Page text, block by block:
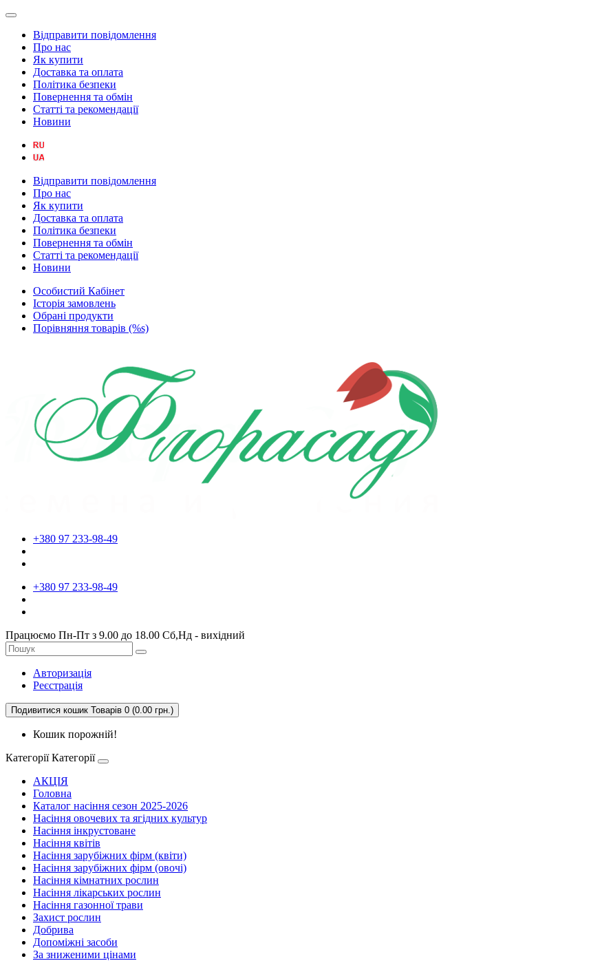
Відправити повідомлення
Про нас
Як купити
Доставка та оплата
Політика безпеки
Повернення та обмін
Статті та рекомендації
Новини
Відправити повідомлення
Про нас
Як купити
Доставка та оплата
Політика безпеки
Повернення та обмін
Статті та рекомендації
Новини
Особистий Кабінет
Історія замовлень
Обрані продукти
Порівняння товарів (%s)
+380 97 233-98-49
+380 97 233-98-49
Працюємо Пн-Пт з 9.00 до 18.00 Сб,Нд - вихідний
Авторизація
Реєстрація
Подивитися кошик Товарів 0 (0.00 грн.)
Кошик порожній!
Категорії Категорії
АКЦІЯ
Головна
Каталог насіння сезон 2025-2026
Насіння овочевих та ягідних культур
Насіння інкрустоване
Насіння квітів
Насіння зарубіжних фірм (квіти)
Насіння зарубіжних фірм (овочі)
Насіння кімнатних рослин
Насіння лікарських рослин
Насіння газонної трави
Захист рослин
Добрива
Допоміжні засоби
За зниженими цінами